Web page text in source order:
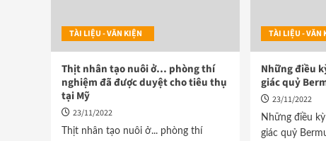
TÀI LIỆU - VĂN KIỆN
Thịt nhân tạo nuôi ở… phòng thí
nghiệm đã được duyệt cho tiêu thụ
tại Mỹ
23/11/2022
Thịt nhân tạo nuôi ở... phòng thí
TÀI LIỆU - VĂN
Những điều
giác quỷ
23/11/2022
Những điều
giác quỷ